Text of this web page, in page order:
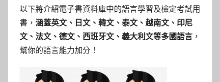
務
部
落
以下將介紹電子書資料庫中的語言學習及檢定考試用
書， 涵蓋英文、日文、韓文、泰文、越南文、印尼
文、法文、德文、西班牙文、義大利文等多國語言 ，
幫你的語言能力加分！